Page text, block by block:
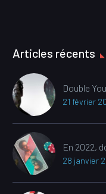
Articles récents
Double
21 février
En 2022,
28 janvier